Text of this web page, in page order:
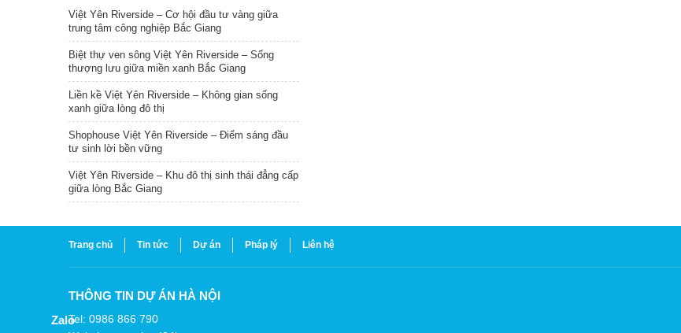
Việt Yên Riverside – Cơ hội đầu tư vàng giữa
trung tâm công nghiệp Bắc Giang
Biệt thự ven sông Việt Yên Riverside – Sống
thượng lưu giữa miền xanh Bắc Giang
Liền kề Việt Yên Riverside – Không gian sống
xanh giữa lòng đô thị
Shophouse Việt Yên Riverside – Điểm sáng đầu
tư sinh lời bền vững
Việt Yên Riverside – Khu đô thị sinh thái đẳng cấp
giữa lòng Bắc Giang
Trang chủ Tin tức Dự án Pháp lý Liên hệ
THÔNG TIN DỰ ÁN HÀ NỘI
Tel: 0986 866 790
Zalo